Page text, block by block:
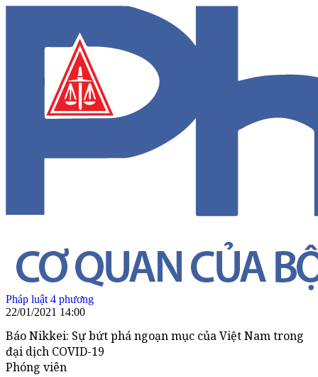
Pháp luật 4 phương
22/01/2021 14:00
Báo Nikkei: Sự bứt phá ngoạn mục của Việt Nam trong
đại dịch COVID-19
Phóng viên